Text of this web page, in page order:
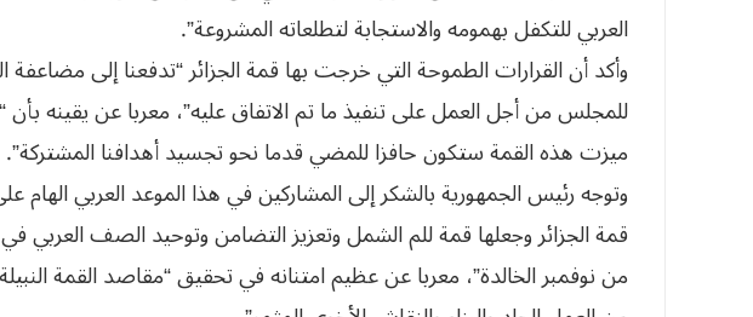
العربي للتكفل بهمومه والاستجابة لتطلعاته المشروعة”.
وأكد أن القرارات الطموحة التي خرجت بها قمة الجزائر “تدفعنا إلى مضاعفة
للمجلس من أجل العمل على تنفيذ ما تم الاتفاق عليه”، معربا عن يقينه بأن
ميزت هذه القمة ستكون حافزا للمضي قدما نحو تجسيد أهدافنا المشتركة”.
وتوجه رئيس الجمهورية بالشكر إلى المشاركين في هذا الموعد العربي الهام
قمة الجزائر وجعلها قمة للم الشمل وتعزيز التضامن وتوحيد الصف العربي في
من نوفمبر الخالدة”، معربا عن عظيم امتنانه في تحقيق “مقاصد القمة